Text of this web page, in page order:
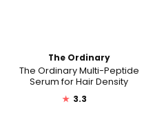
The Ordinary
The Ordinary Multi-Peptide
Serum for Hair Density
★ 3.3